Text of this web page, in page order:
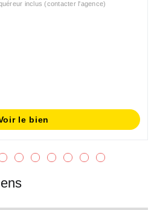
inclus (contacter l'agence)
le bien